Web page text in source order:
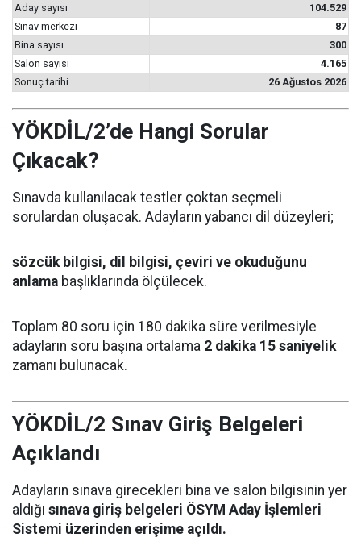
Aday sayısı
104.529
Sınav merkezi
87
Bina sayısı
300
Salon sayısı
4.165
Sonuç tarihi
26 Ağustos 2026
YÖKDİL/2’de Hangi Sorular
Çıkacak?
Sınavda kullanılacak testler çoktan seçmeli
sorulardan oluşacak. Adayların yabancı dil düzeyleri;
sözcük bilgisi, dil bilgisi, çeviri ve okuduğunu
anlama başlıklarında ölçülecek.
Toplam 80 soru için 180 dakika süre verilmesiyle
adayların soru başına ortalama 2 dakika 15 saniyelik
zamanı bulunacak.
YÖKDİL/2 Sınav Giriş Belgeleri
Açıklandı
Adayların sınava girecekleri bina ve salon bilgisinin yer
aldığı sınava giriş belgeleri ÖSYM Aday İşlemleri
Sistemi üzerinden erişime açıldı.